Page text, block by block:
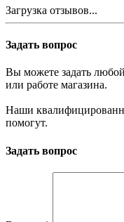
Загрузка отзывов...
Задать вопрос
Вы можете задать
или работе магазина.
Наши
помогут.
Задать вопрос